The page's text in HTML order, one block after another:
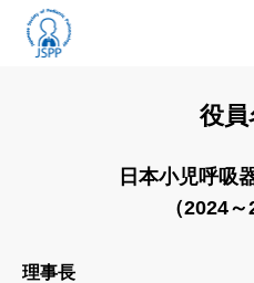
2026.07.30
令和8年熊本地
2026.04.15
令和8年熊本地
役
日本小児呼吸
（2024～
理事長
学会発行物